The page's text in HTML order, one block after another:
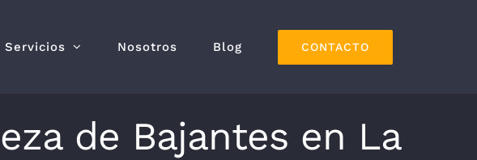
Servicios Nosotros Blog CONTACTO
de Bajantes en La